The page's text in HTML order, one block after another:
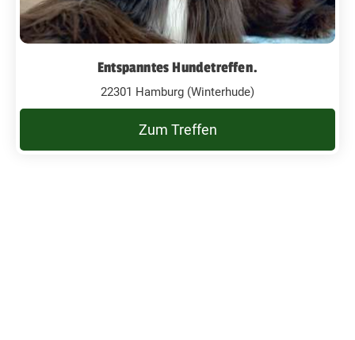
Entspanntes Hundetreffen.
22301 Hamburg (Winterhude)
Zum Treffen